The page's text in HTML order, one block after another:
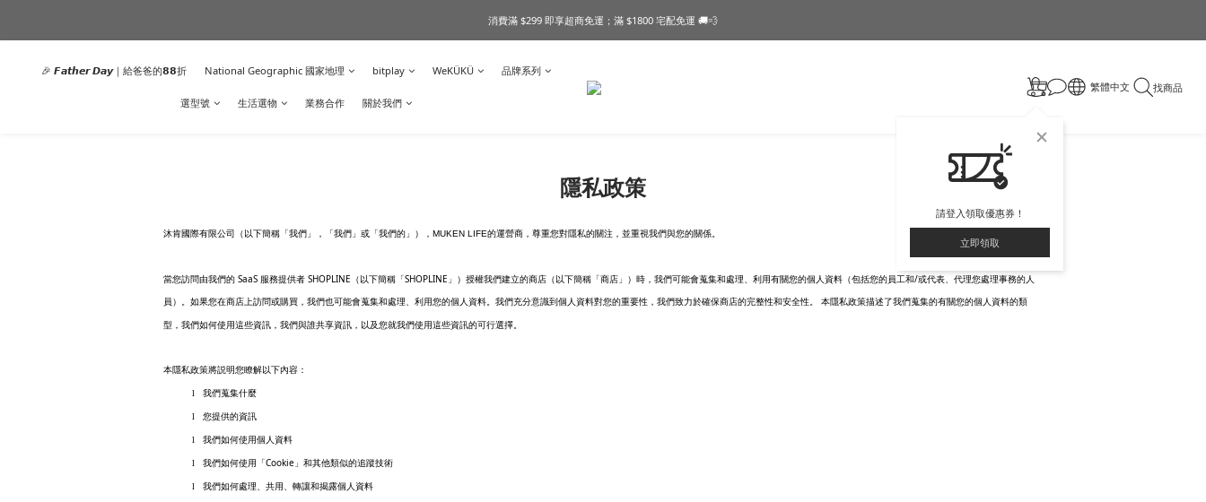
消費滿 $299 即享超商免運；滿 $1800 宅配免運 🚚💨
🎉 𝙁𝙖𝙩𝙝𝙚𝙧 𝘿𝙖𝙮｜給爸爸的𝟴𝟴折 National Geographic 國家地理 bitplay WeKÜKÜ 品牌系列
選型號 生活選物 業務合作 關於我們
請登入領取優惠券！
立即領取
繁體中文 找商品
隱私政策
沐肯國際有限公司（以下簡稱「我們」，「我們」或「我們的」）， MUKEN LIFE的運營商，尊重您對隱私的關注，並重視我們與您的關係。
當您訪問由我們的 SaaS 服務提供者 SHOPLINE （以下簡稱「SHOPLINE 」）授權我們建立的商店（以下簡稱「商店」）時，我們可能會蒐集和處理、利用有關您的個人資料（包括您的員工和/或代表、代理您處理事務的人
員）。如果您在商店上訪問或購買，我們也可能會蒐集和處理、利用您的個人資料。我們充分意識到個人資料對您的重要性，我們致力於確保商店的完整性和安全性。 本隱私政策描述了我們蒐集的有關您的個人資料的類
型，我們如何使用這些資訊，我們與誰共享資訊，以及您就我們使用這些資訊的可行選擇。
本隱私政策將説明您瞭解以下內容：
l 我們蒐集什麼
l 您提供的資訊
l 我們如何使用個人資料
l 我們如何使用「Cookie 」和其他類似的追蹤技術
l 我們如何處理、共用、轉讓和揭露個人資料